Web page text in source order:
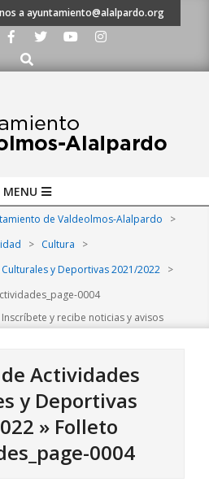
a ayuntamiento@alalpardo.org
Buscar
MENU
de Valdeolmos-Alalpardo
>
> Cultura
>
y Deportivas 2021/2022
>
0004
y recibe noticias y avisos
Actividades
y Deportivas
» Folleto
0004